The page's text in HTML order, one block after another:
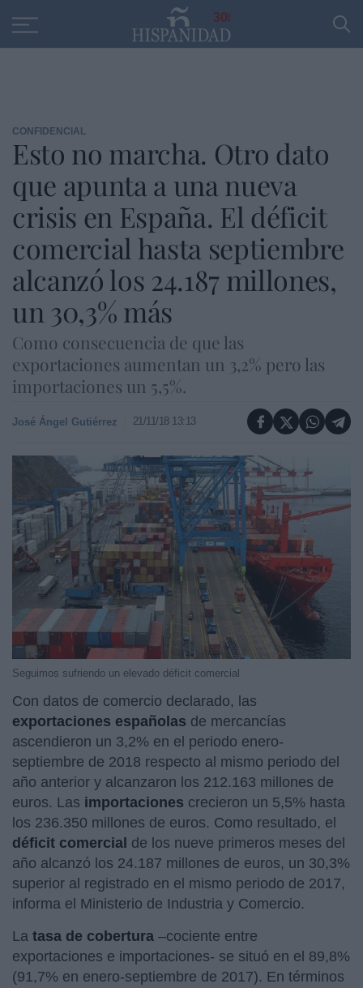
30
CONFIDENCIAL
Esto no marcha. Otro dato
que apunta a una nueva
crisis en España. El déficit
comercial hasta septiembre
alcanzó los 24.187 millones,
un 30,3% más
Como consecuencia de que las
exportaciones aumentan un 3,2% pero las
importaciones un 5,5%.
José Ángel Gutiérrez 21/11/18 13:13
Seguimos sufriendo un elevado déficit comercial
Con datos de comercio declarado, las
exportaciones españolas de mercancías
ascendieron un 3,2% en el periodo enero-
septiembre de 2018 respecto al mismo periodo del
año anterior y alcanzaron los 212.163 millones de
euros. Las importaciones crecieron un 5,5% hasta
los 236.350 millones de euros. Como resultado, el
déficit comercial de los nueve primeros meses del
año alcanzó los 24.187 millones de euros, un 30,3%
superior al registrado en el mismo periodo de 2017,
informa el Ministerio de Industria y Comercio.
La tasa de cobertura –cociente entre
exportaciones e importaciones- se situó en el 89,8%
(91,7% en enero-septiembre de 2017). En términos